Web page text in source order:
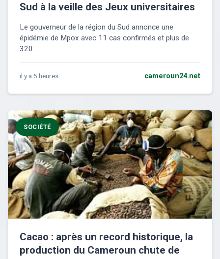
Sud à la veille des Jeux universitaires
Le gouverneur de la région du Sud annonce une
épidémie de Mpox avec 11 cas confirmés et plus de
320...
il y a 5 heures cameroun24.net
SOCIÉTÉ
Cacao : après un record historique, la
production du Cameroun chute de